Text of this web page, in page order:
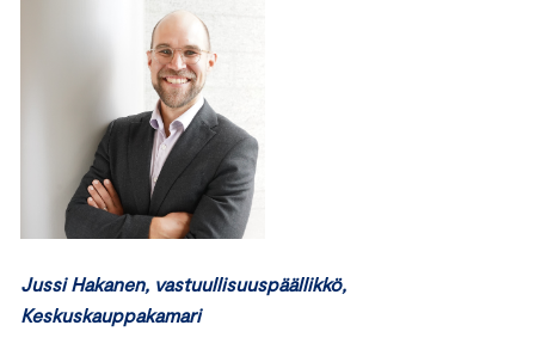
Jussi Hakanen, vastuullisuuspäällikkö,
Keskuskauppakamari